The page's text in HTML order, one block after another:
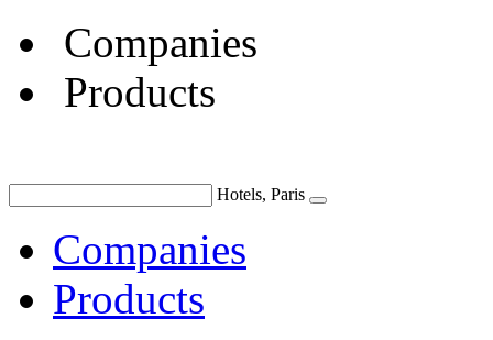
Companies
Products
Hotels, Paris
Companies
Products